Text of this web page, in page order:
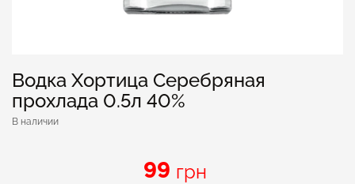
Водка Хортица Серебряная
прохлада 0.5л 40%
В наличии
99 грн